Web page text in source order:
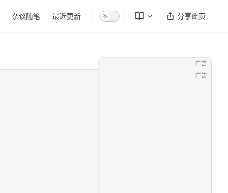
杂谈随笔 最近更新 分享此页
广告
广告